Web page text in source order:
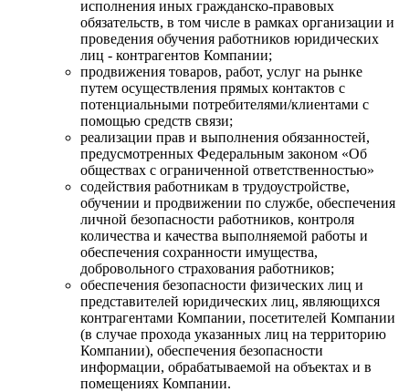
исполнения иных гражданско-правовых
обязательств, в том числе в рамках организации и
проведения обучения работников юридических
лиц - контрагентов Компании;
продвижения товаров, работ, услуг на рынке
путем осуществления прямых контактов с
потенциальными потребителями/клиентами с
помощью средств связи;
реализации прав и выполнения обязанностей,
предусмотренных Федеральным законом «Об
обществах с ограниченной ответственностью»
содействия работникам в трудоустройстве,
обучении и продвижении по службе, обеспечения
личной безопасности работников, контроля
количества и качества выполняемой работы и
обеспечения сохранности имущества,
добровольного страхования работников;
обеспечения безопасности физических лиц и
представителей юридических лиц, являющихся
контрагентами Компании, посетителей Компании
(в случае прохода указанных лиц на территорию
Компании), обеспечения безопасности
информации, обрабатываемой на объектах и в
помещениях Компании.